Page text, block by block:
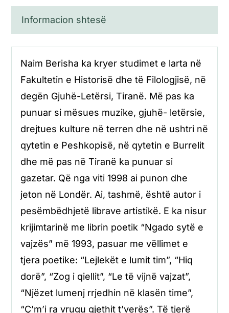
Informacion shtesë
Naim Berisha ka kryer studimet e larta në
Fakultetin e Historisë dhe të Filologjisë, në
degën Gjuhë-Letërsi, Tiranë. Më pas ka
punuar si mësues muzike, gjuhë- letërsie,
drejtues kulture në terren dhe në ushtri në
qytetin e Peshkopisë, në qytetin e Burrelit
dhe më pas në Tiranë ka punuar si
gazetar. Që nga viti 1998 ai punon dhe
jeton në Londër. Ai, tashmë, është autor i
pesëmbëdhjetë librave artistikë. E ka nisur
krijimtarinë me librin poetik “Ngado sytë e
vajzës” më 1993, pasuar me vëllimet e
tjera poetike: “Lejlekët e lumit tim”, “Hiq
dorë”, “Zog i qiellit”, “Le të vijnë vajzat”,
“Njëzet lumenj rrjedhin në klasën time”,
“Ç’m’i ra vrugu gjethit t’verës”. Të tjerë